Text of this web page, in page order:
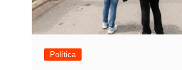
Política